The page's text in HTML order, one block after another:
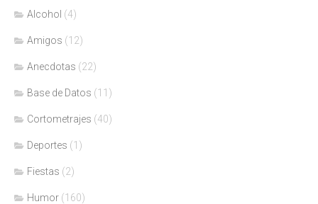
Alcohol (4)
Amigos (12)
Anecdotas (22)
Base de Datos (11)
Cortometrajes (40)
Deportes (1)
Fiestas (2)
Humor (160)